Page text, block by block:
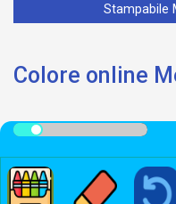
Stampabile
Colore online